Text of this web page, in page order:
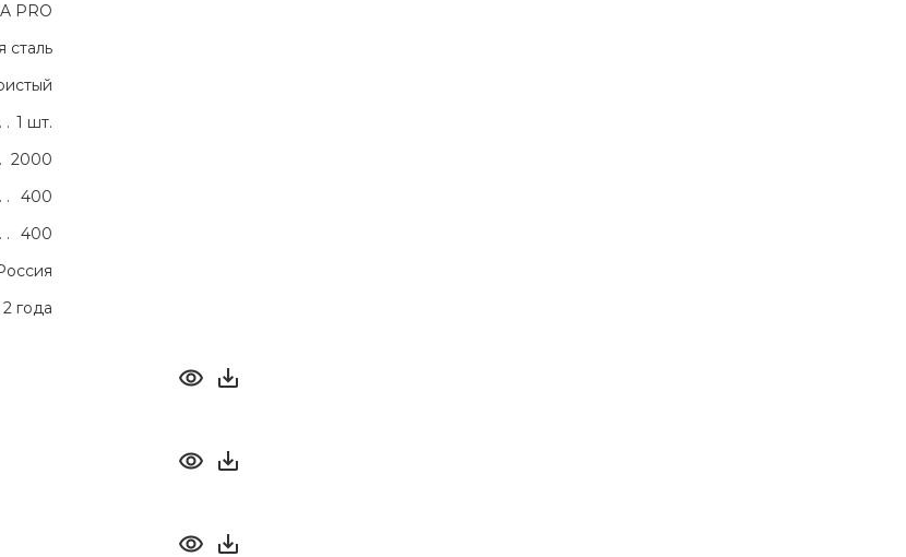
PRO
сталь
1 шт.
2000
400
400
2 года